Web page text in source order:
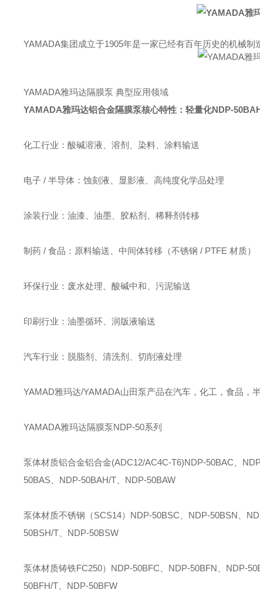
YAMADA集团成立于1905年是一家已经有百年历史的机械制
YAMADA雅玛达隔膜泵 典型应用领域
YAMADA雅玛达铝合金隔膜泵核心特性：轻量化NDP-
化工行业：酸碱溶液、溶剂、染料、涂料输送
电子 / 半导体：蚀刻液、显影液、高纯度化学品处理
涂装行业：油漆、油墨、胶粘剂、稀释剂转移
制药 / 食品：原料输送、中间体转移（不锈钢 / PTFE 材质）
环保行业：废水处理、酸碱中和、污泥输送
印刷行业：油墨循环、润版液输送
汽车行业：脱脂剂、清洗剂、切削液处理
YAMAD雅玛达/YAMADA山田泵产品在汽车，化工，食品，
YAMADA雅玛达隔膜泵NDP-50系列
泵体材质铝合金铝合金(ADC12/AC4C-T6)NDP-50BAC、
50BAS、NDP-50BAH/T、NDP-50BAW
泵体材质不锈钢（SCS14）NDP-50BSC、NDP-50BSN、
50BSH/T、NDP-50BSW
泵体材质铸铁FC250）NDP-50BFC、NDP-50BFN、NDP-
50BFH/T、NDP-50BFW